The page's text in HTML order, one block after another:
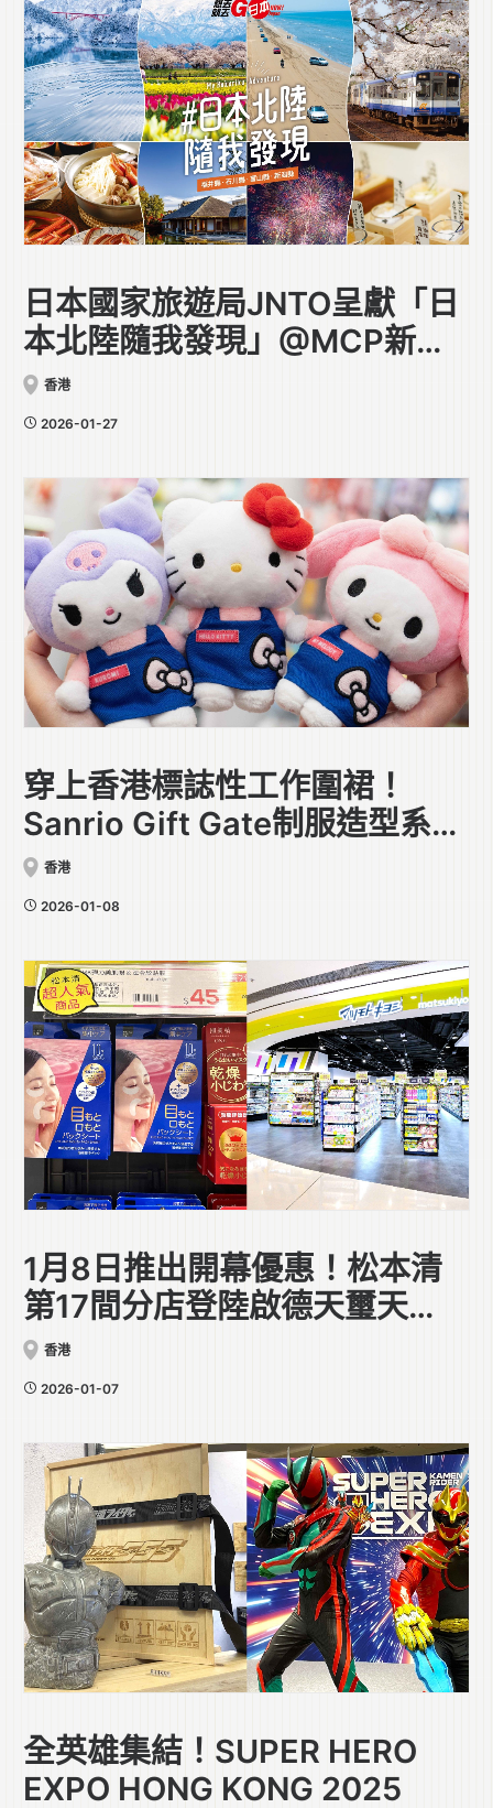
日本國家旅遊局JNTO呈獻「日
本北陸隨我發現」@MCP新都
城中心
香港
2026-01-27
穿上香港標誌性工作圍裙！
Sanrio Gift Gate制服造型系列
萌萌亮相
香港
2026-01-08
1月8日推出開幕優惠！松本清
第17間分店登陸啟德天璽天
Mall
香港
2026-01-07
全英雄集結！SUPER HERO
EXPO HONG KONG 2025